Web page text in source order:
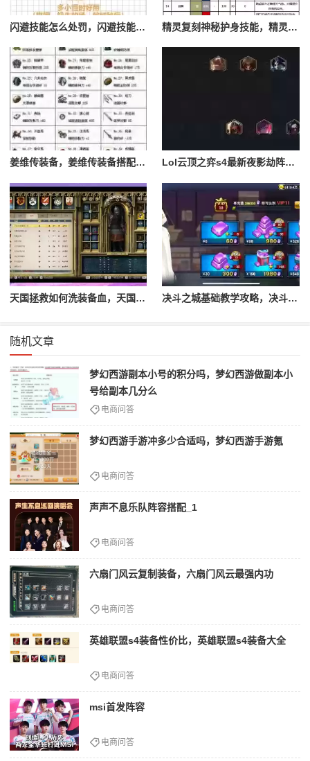
闪避技能怎么处罚，闪避技能怎么处罚队友 精灵复刻神秘护身技能，精灵复刻攻略
姜维传装备，姜维传装备搭配一览表最新 Lol云顶之弈s4最新夜影劫阵容搭配，云顶之奕夜影劫阵容
天国拯救如何洗装备血，天国拯救怎么洗衣服 决斗之城基础教学攻略，决斗之城教学攻略2111
随机文章
梦幻西游副本小号的积分吗，梦幻西游做副本小
号给副本几分么
电商问答
梦幻西游手游冲多少合适吗，梦幻西游手游氪
电商问答
声声不息乐队阵容搭配_1
电商问答
六扇门风云复制装备，六扇门风云最强内功
电商问答
英雄联盟s4装备性价比，英雄联盟s4装备大全
电商问答
msi首发阵容
电商问答